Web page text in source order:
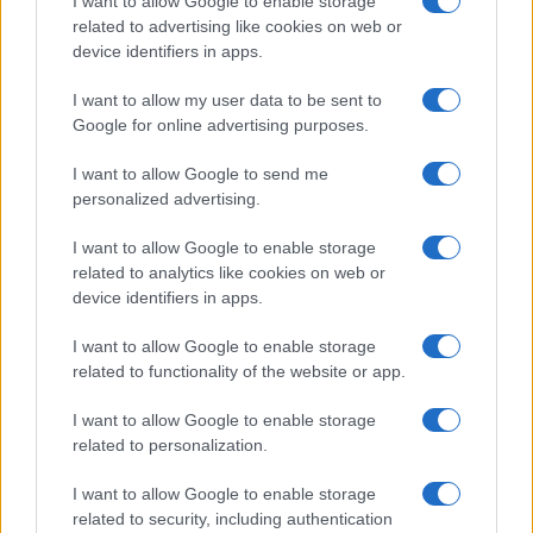
related to advertising like cookies on web or
device identifiers in apps.
I want to allow my user data to be sent to
Google for online advertising purposes.
I want to allow Google to send me
personalized advertising.
I want to allow Google to enable storage
related to analytics like cookies on web or
device identifiers in apps.
I want to allow Google to enable storage
related to functionality of the website or app.
I want to allow Google to enable storage
related to personalization.
I want to allow Google to enable storage
related to security, including authentication
scenari apocalitticiogni volta che prende corpo
la possibilità di sciogliere in anticipo le Camere e
Azione di governo esaurita
D’altronde, i segni di disfacimento
della
maggioranza sono evidenti da tempo. Solo il
timore della maggior parte dei parlamentari di
dover abbandonare il proprio scranno ha
permesso a una coalizione ampia, disomogenea e
esaurita l’azione del suo governoquando, poco